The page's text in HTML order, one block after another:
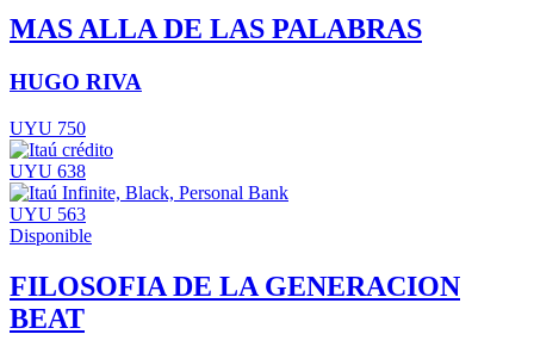
MAS ALLA DE LAS PALABRAS
HUGO RIVA
UYU 750
UYU 638
UYU 563
Disponible
FILOSOFIA DE LA GENERACION
BEAT